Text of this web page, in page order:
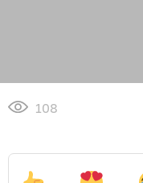
108